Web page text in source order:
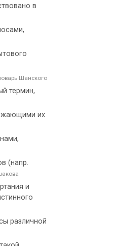
в
Шанского
термин,
их
(напр.
и
различной